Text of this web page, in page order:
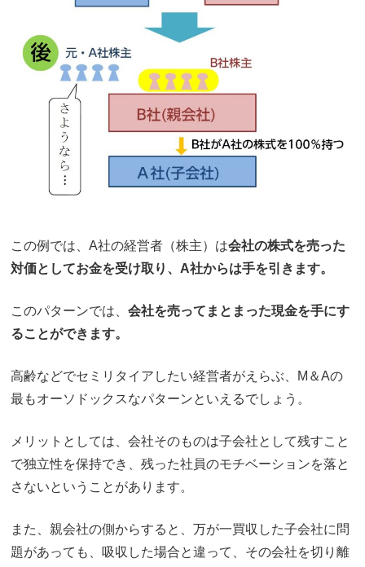
この例では、A社の経営者（株主）は会社の株式を売った
対価としてお金を受け取り、A社からは手を引きます。
このパターンでは、 会社を売ってまとまった現金を手にす
ることができます。
高齢などでセミリタイアしたい経営者がえらぶ、M＆Aの
最もオーソドックスなパターンといえるでしょう。
メリットとしては、会社そのものは子会社として残すこと
で独立性を保持でき、残った社員のモチベーションを落と
さないということがあります。
また、親会社の側からすると、万が一買収した子会社に問
題があっても、吸収した場合と違って、その会社を切り離